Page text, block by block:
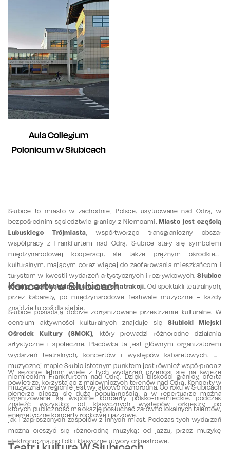
Aula Collegium
Polonicum w Słubicach
Słubice to miasto w zachodniej Polsce, usytuowane nad Odrą, w
bezpośrednim sąsiedztwie granicy z Niemcami.Miasto jest częścią
Lubuskiego Trójmiasta, współtworząc transgraniczny obszar
współpracy z Frankfurtem nad Odrą. Słubice stały się symbolem
międzynarodowej kooperacji, ale także prężnym ośrodkiem
kulturalnym, mającym coraz więcej do zaoferowania mieszkańcom i
turystom w kwestii wydarzeń artystycznych i rozrywkowych.Słubice
oferują szeroką gamę kulturalnych atrakcji. Od spektakli teatralnych,
przez kabarety, po międzynarodowe festiwale muzyczne – każdy
znajdzie tu coś dla siebie.
Koncerty w Słubicach
Słubice posiadają dobrze zorganizowane przestrzenie kulturalne. W
centrum aktywności kulturalnych znajduje sięSłubicki Miejski
Ośrodek Kultury (SMOK), który prowadzi różnorodne działania
artystyczne i społeczne. Placówka ta jest głównym organizatorem
wydarzeń teatralnych, koncertów i występów kabaretowych. Na
muzycznej mapie Słubic istotnym punktem jest również współpraca z
niemieckim Frankfurtem nad Odrą. Dzięki bliskości granicy, oferta
muzyczna w regionie jest wyjątkowo różnorodna. Co roku w Słubicach
organizowane są wspólne koncerty polsko-niemieckie, podczas
których publiczność ma okazję posłuchać zarówno lokalnych talentów,
jak i zaproszonych zespołów z innych miast. Podczas tych wydarzeń
można cieszyć się różnorodną muzyką: od jazzu, przez muzykę
elektroniczną, po folk i klasyczne utwory orkiestrowe.
W sezonie letnim wiele z tych wydarzeń przenosi się na świeże
powietrze, korzystając z malowniczych terenów nad Odrą. Koncerty w
plenerze cieszą się dużą popularnością, a w repertuarze można
znaleźć wszystko: od klasycznych występów orkiestry, po
energetyczne koncerty rockowe i jazzowe.